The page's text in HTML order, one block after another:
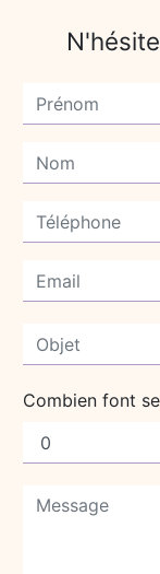
Combien font